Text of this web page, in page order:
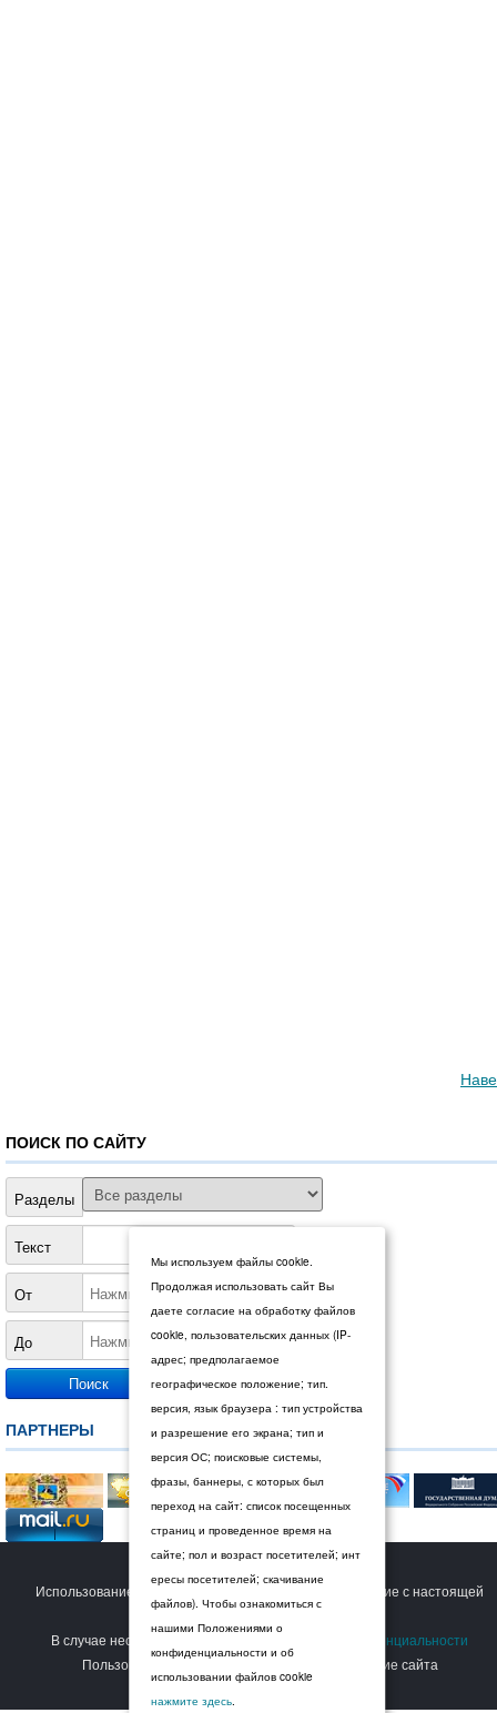
ПОИСК ПО САЙТУ
Разделы
Текст
От
До
ПАРТНЕРЫ
© 2026 Дума Ставропольского края.
Использование сайта Пользователем означает согласие с настоящей
Политикой конфиденциальности
В случае несогласия с условиями
Политики конфиденциальности
Пользователь должен прекратить использование сайта
Мы используем файлы cookie.
Продолжая использовать сайт Вы
даете согласие на обработку файлов
cookie, пользовательских данных (IP-
адрес; предполагаемое
географическое положение; тип.
версия, язык браузера : тип устройства
и разрешение его экрана; тип и
версия ОС; поисковые системы,
фразы, баннеры, с которых был
переход на сайт: список посещенных
страниц и проведенное время на
сайте; пол и возраст посетителей; инт
ересы посетителей; скачивание
файлов). Чтобы ознакомиться с
нашими Положениями о
конфиденциальности и об
использовании файлов cookie
нажмите здесь.